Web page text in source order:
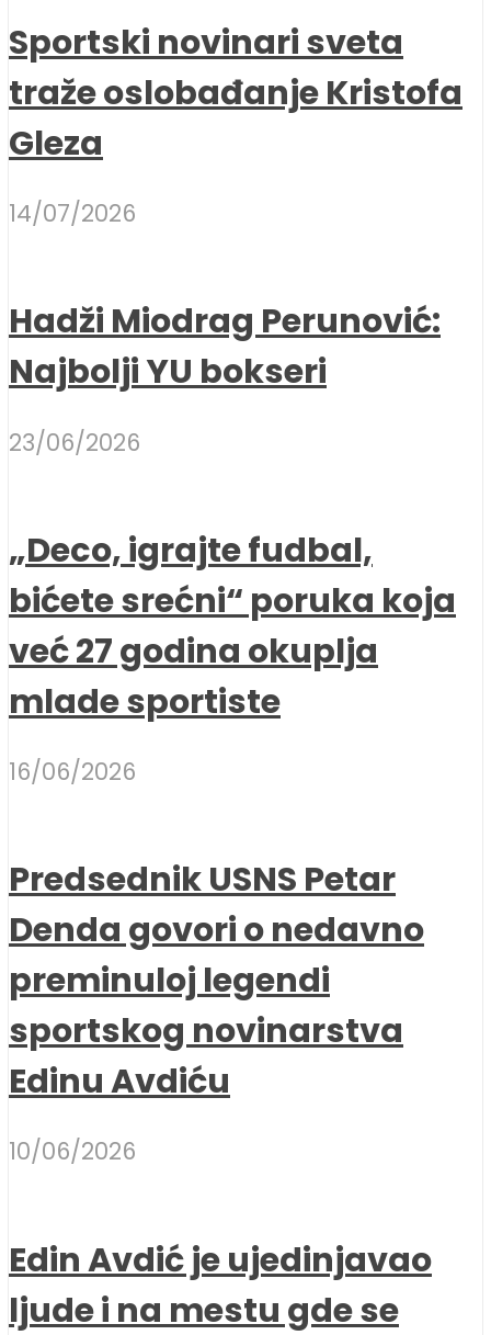
Sportski novinari sveta
traže oslobađanje Kristofa
Gleza
14/07/2026
Hadži Miodrag Perunović:
Najbolji YU bokseri
23/06/2026
„Deco, igrajte fudbal,
bićete srećni“ poruka koja
već 27 godina okuplja
mlade sportiste
16/06/2026
Predsednik USNS Petar
Denda govori o nedavno
preminuloj legendi
sportskog novinarstva
Edinu Avdiću
10/06/2026
Edin Avdić je ujedinjavao
ljude i na mestu gde se